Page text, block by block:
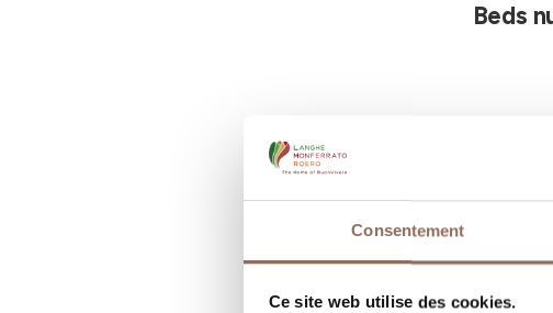
Consentement
Ce site web utilise des cookies.
Beds